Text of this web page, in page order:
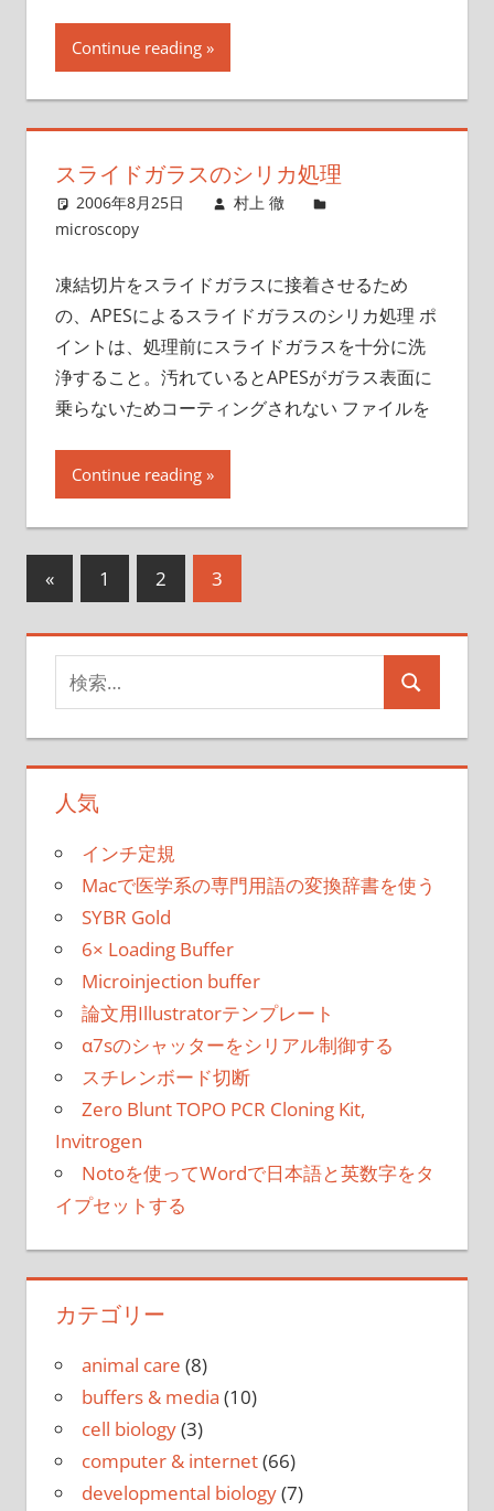
Continue reading
スライドガラスのシリカ処理
2006年8月25日
村上 徹
microscopy
凍結切片をスライドガラスに接着させるため
の、APESによるスライドガラスのシリカ処理 ポ
イントは、処理前にスライドガラスを十分に洗
浄すること。汚れているとAPESがガラス表面に
乗らないためコーティングされない ファイルを
Continue reading
投
の
ペ
ー
り
«前
の
記
事
1 2 3
索
対
象:
検
人気
インチ定規
Macで医学系の専門用語の変換辞書を使う
SYBR Gold
6× Loading Buffer
Microinjection buffer
論文用Illustratorテンプレート
α7sのシャッターをシリアル制御する
スチレンボード切断
Zero Blunt TOPO PCR Cloning Kit,
Invitrogen
Notoを使ってWordで日本語と英数字をタ
イプセットする
カテゴリー
animal care (8)
buffers & media (10)
cell biology(3)
computer & internet(66)
developmental biology(7)